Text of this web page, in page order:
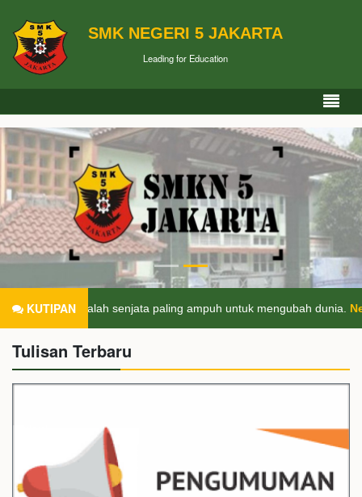
SMK NEGERI 5 JAKARTA
Leading for Education
KUTIPAN
adalah senjata paling ampuh untuk mengubah dunia.Nelson
Tulisan Terbaru